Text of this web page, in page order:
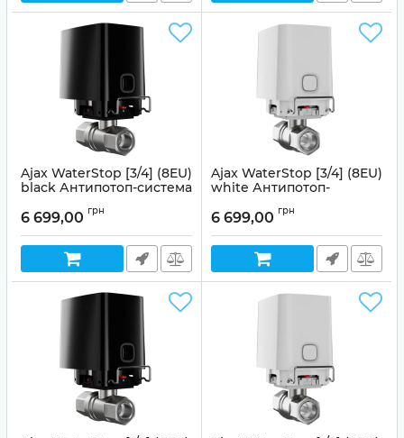
Ajax WaterStop [3/4] (8EU)
black Антипотоп-система
6 699,00 грн
Ajax WaterStop [3/4] (8EU)
white Антипотоп-
Артикул: 99-00014504
6 699,00 грн